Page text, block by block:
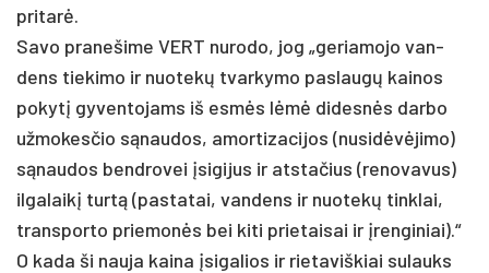
pri­tarė.
Sa­vo pra­ne­ši­me VERT nu­ro­do, jog „ge­ria­mo­jo van­
dens tie­ki­mo ir nuo­tekų tvar­ky­mo pa­slaugų kai­nos
po­kytį gy­ven­to­jams iš esmės lėmė di­desnės dar­bo
už­mo­kes­čio sąnau­dos, amor­ti­za­ci­jos (nu­si­dėvėji­mo)
sąnau­dos bend­ro­vei įsi­gi­jus ir at­sta­čius (re­no­va­vus)
il­ga­laikį turtą (pa­sta­tai, van­dens ir nuo­tekų tink­lai,
trans­por­to prie­monės bei ki­ti prie­tai­sai ir įren­gi­niai).“
O ka­da ši nau­ja kai­na įsi­ga­lios ir rie­ta­viš­kiai su­lauks